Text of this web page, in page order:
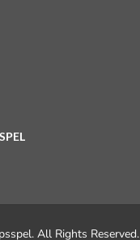
All Rights Reserved.